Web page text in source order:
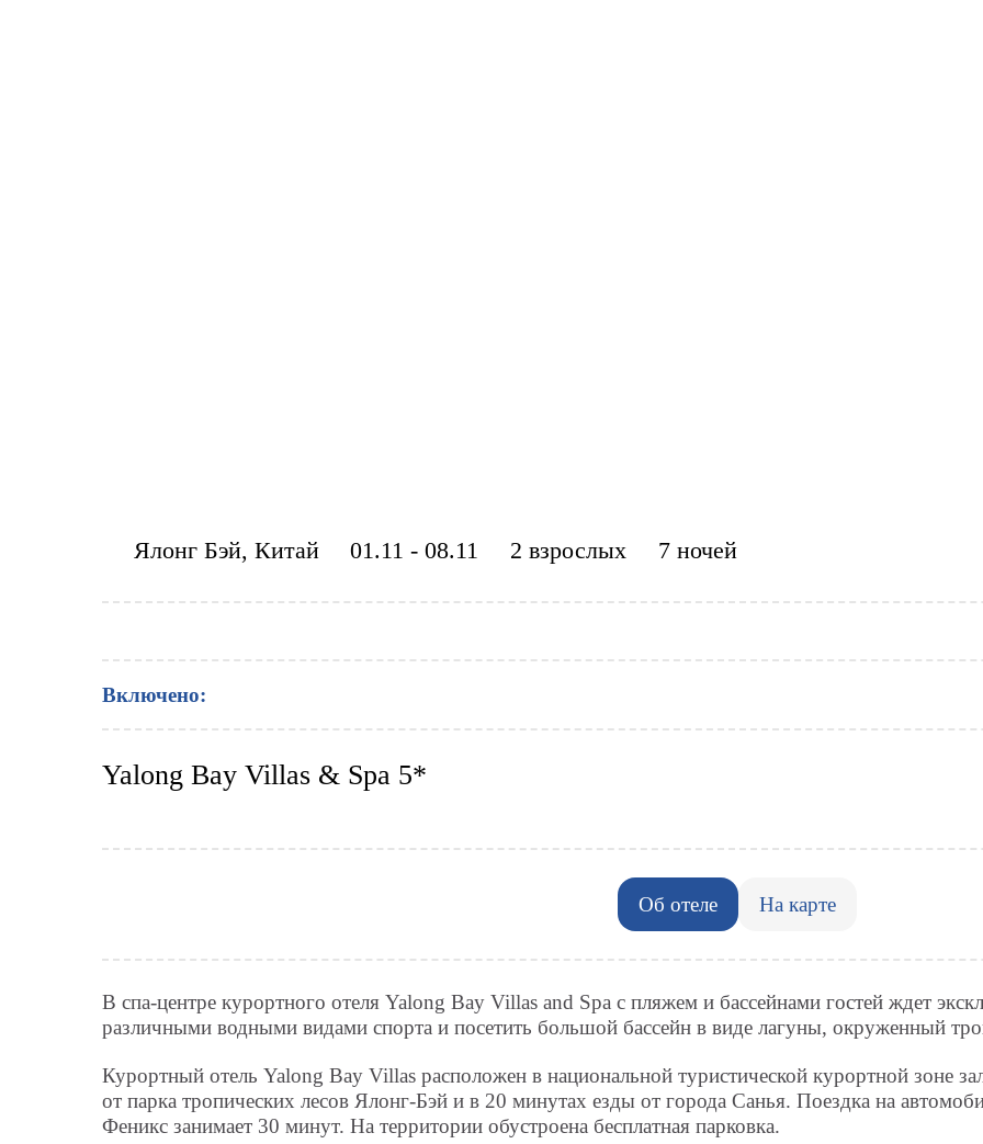
Just eSIM
Ялонг Бэй, Китай 01.11 - 08.11 2 взрослых 7 ночей
Включено:
Yalong Bay Villas & Spa 5*
Об отеле На карте
В спа-центре курортного отеля Yalong Bay Villas and Spa с пляжем и бассейнами гостей ждет
различными водными видами спорта и посетить большой бассейн в виде лагуны, окруженный
Курортный отель Yalong Bay Villas расположен в национальной туристической курортной зоне
от парка тропических лесов Ялонг-Бэй и в 20 минутах езды от города Санья. Поездка на
Феникс занимает 30 минут. На территории обустроена бесплатная парковка.